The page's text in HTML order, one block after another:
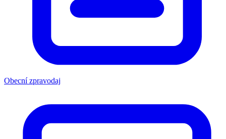
Obecní zpravodaj